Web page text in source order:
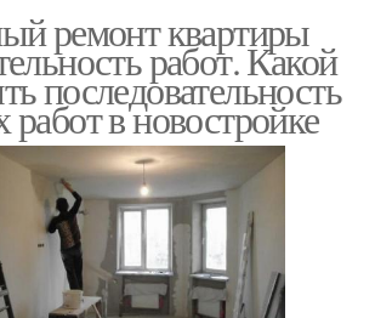
ремонт квартиры
работ. Какой
последовательность
в новостройке